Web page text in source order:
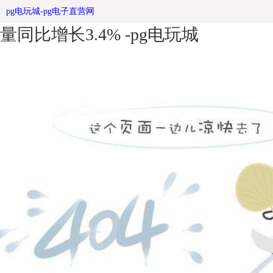
2019年8月份全球粗宣传栏厂家钢产
量同比增长3.4% -pg电玩城
pg电玩城-pg电子直营网